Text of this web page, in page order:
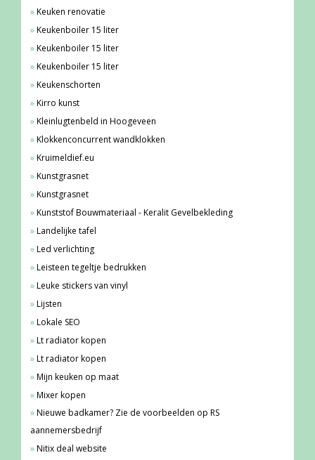
Keuken renovatie
Keukenboiler 15 liter
Keukenboiler 15 liter
Keukenboiler 15 liter
Keukenschorten
Kirro kunst
Kleinlugtenbeld in Hoogeveen
Klokkenconcurrent wandklokken
Kruimeldief.eu
Kunstgrasnet
Kunstgrasnet
Kunststof Bouwmateriaal - Keralit Gevelbekleding
Landelijke tafel
Led verlichting
Leisteen tegeltje bedrukken
Leuke stickers van vinyl
Lijsten
Lokale SEO
Lt radiator kopen
Lt radiator kopen
Mijn keuken op maat
Mixer kopen
Nieuwe badkamer? Zie de voorbeelden op RS
aannemersbedrijf
Nitix deal website